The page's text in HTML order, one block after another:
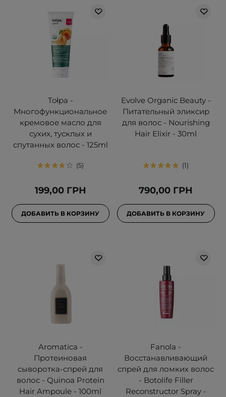
Tołpa -
Многофункциональное
кремовое масло для
сухих, тусклых и
спутанных волос - 125ml
5
199,00 ГРН
ДОБАВИТЬ В КОРЗИНУ
Evolve Organic Beauty -
Питательный эликсир
для волос - Nourishing
Hair Elixir - 30ml
1
790,00 ГРН
ДОБАВИТЬ В КОРЗИНУ
Aromatica -
Протеиновая
сыворотка-спрей для
волос - Quinoa Protein
Hair Ampoule - 100ml
Fanola -
Восстанавливающий
спрей для ломких волос
- Botolife Filler
Reconstructor Spray -